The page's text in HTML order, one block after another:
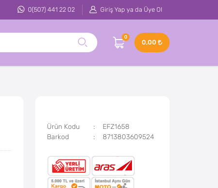
0(507) 441 22 02 Giriş Yap ya da Üye Ol
0
0,00
Ürün Kodu
EFZ1658
Barkod
8713803609524